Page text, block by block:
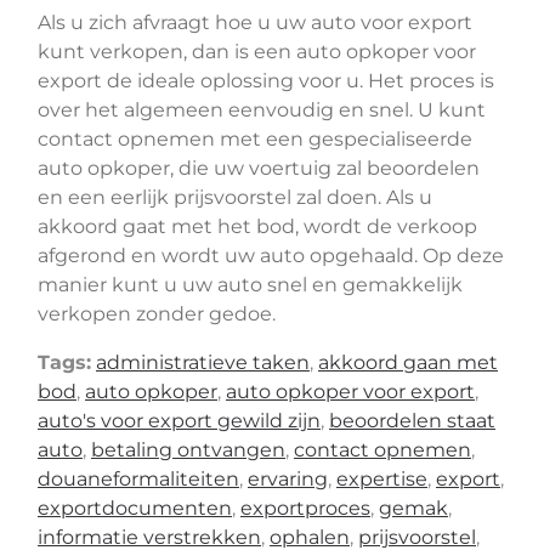
Als u zich afvraagt ​​hoe u uw auto voor export
kunt verkopen, dan is een auto opkoper voor
export de ideale oplossing voor u. Het proces is
over het algemeen eenvoudig en snel. U kunt
contact opnemen met een gespecialiseerde
auto opkoper, die uw voertuig zal beoordelen
en een eerlijk prijsvoorstel zal doen. Als u
akkoord gaat met het bod, wordt de verkoop
afgerond en wordt uw auto opgehaald. Op deze
manier kunt u uw auto snel en gemakkelijk
verkopen zonder gedoe.
Tags: administratieve taken, akkoord gaan met
bod, auto opkoper, auto opkoper voor export,
auto's voor export gewild zijn, beoordelen staat
auto, betaling ontvangen, contact opnemen,
douaneformaliteiten, ervaring, expertise, export,
exportdocumenten, exportproces, gemak,
informatie verstrekken, ophalen, prijsvoorstel,